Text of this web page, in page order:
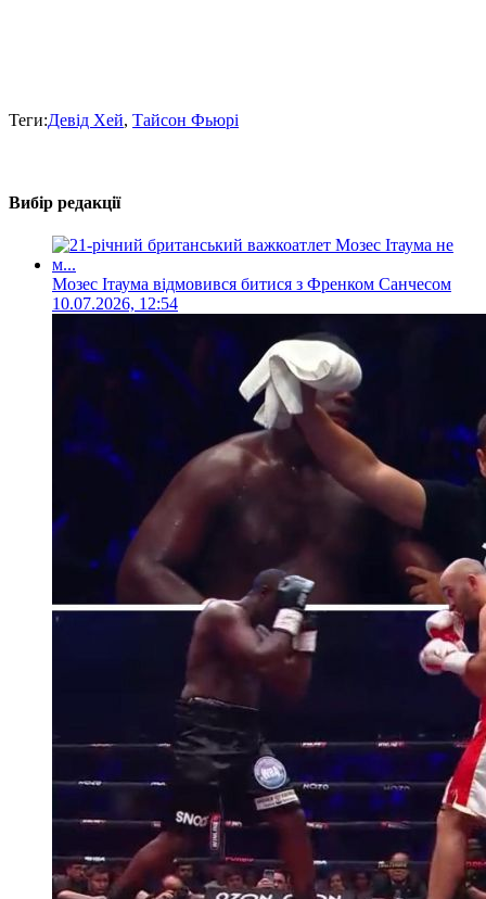
Теги:Девід Хей, Тайсон Фьюрі
Вибір редакції
Мозес Ітаума відмовився битися з Френком Санчесом
10.07.2026, 12:54